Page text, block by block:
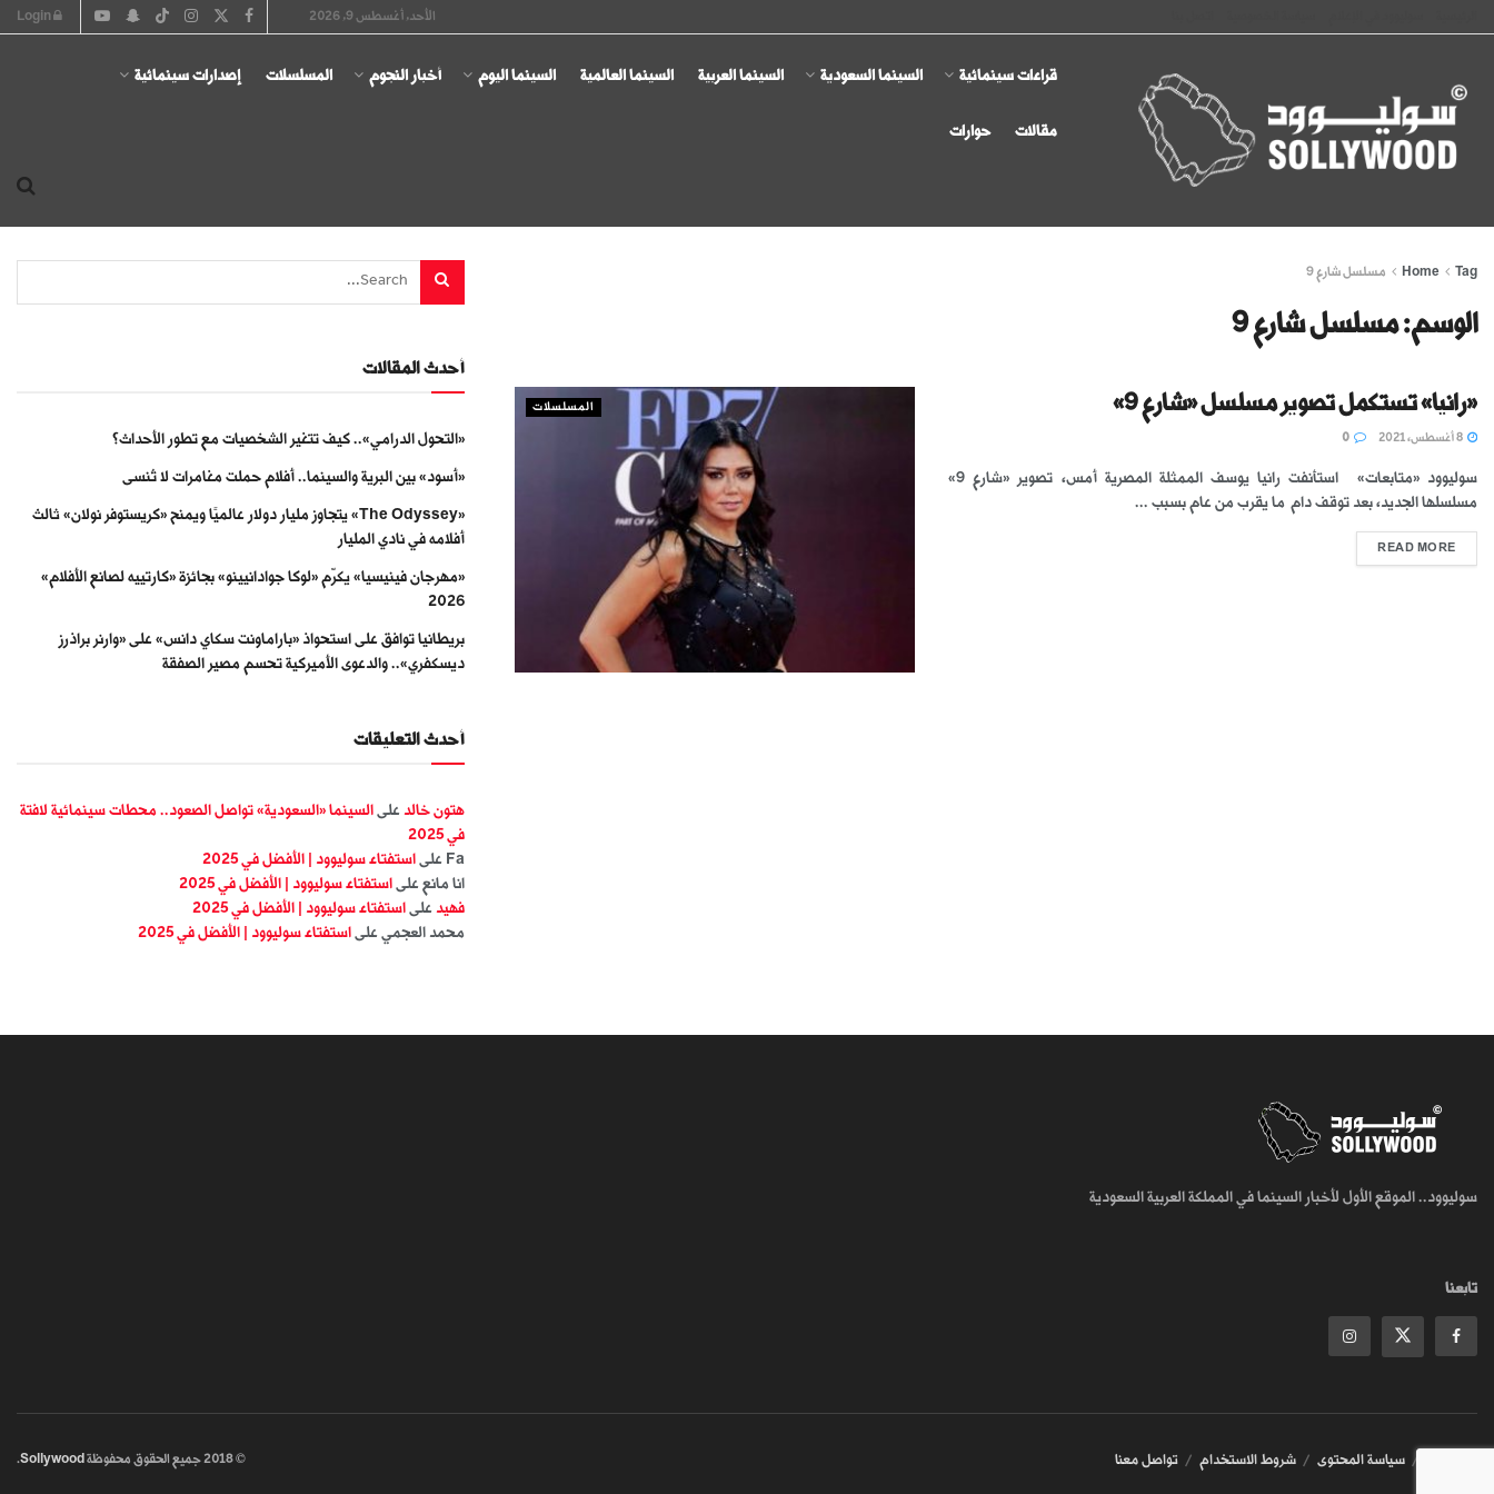
الأحد, أغسطس 9, 2026
قراءات سينمائية السينما السعودية السينما العربية السينما العالمية السينما اليوم أخبار النجوم المسلسلات إصدارات سينمائية
مقالات حوارات
Home Tag مسلسل شارع 9
الوسم:مسلسل شارع 9
المسلسلات «رانيا» تستكمل تصوير مسلسل «شارع 9»
سوليوود «متابعات» استأنفت رانيا يوسف الممثلة المصرية أمس، تصوير «شارع 9»
مسلسلها الجديد، بعد توقف دام ما يقرب من عام بسبب ...
READ MORE
أحدث المقالات
«التحول الدرامي».. كيف تتغير الشخصيات مع تطور الأحداث؟
«أسود» بين البرية والسينما.. أفلام حملت مغامرات لا تُنسى
«The Odyssey» يتجاوز مليار دولار عالميًا ويمنح «كريستوفر نولان» ثالث
أفلامه في نادي المليار
«مهرجان فينيسيا» يكرّم «لوكا جوادانيينو» بجائزة «كارتييه لصانع الأفلام»
2026
بريطانيا توافق على استحواذ «باراماونت سكاي دانس» على «وارنر براذرز
ديسكفري».. والدعوى الأميركية تحسم مصير الصفقة
أحدث التعليقات
هتون خالد على السينما «السعودية» تواصل الصعود.. محطات سينمائية لافتة
في 2025
Fa على استفتاء سوليوود | الأفضل في 2025
انا مانع على استفتاء سوليوود | الأفضل في 2025
فهيد على استفتاء سوليوود | الأفضل في 2025
محمد العجمي على استفتاء سوليوود | الأفضل في 2025
سوليوود.. الموقع الأول لأخبار السينما في المملكة العربية السعودية
تابعنا
© 2018 جميع الحقوق محفوظة Sollywood
. سياسة المحتوى شروط الاستخدام تواصل معنا